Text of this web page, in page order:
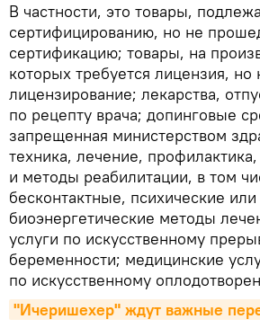
В частности, это товары,
сертифицированию, но не
сертификацию; товары, на
которых требуется лицензия,
лицензирование; лекарства,
по рецепту врача; допинговые
запрещенная министерством
техника, лечение, профилактика,
и методы реабилитации, в том
бесконтактные, психические
биоэнергетические методы
услуги по искусственному
беременности; медицинские
по искусственному
"Ичеришехер" ждут важные